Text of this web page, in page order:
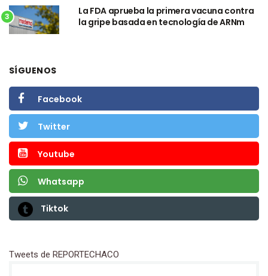
3
La FDA aprueba la primera vacuna contra
la gripe basada en tecnología de ARNm
SÍGUENOS
Facebook
Twitter
Youtube
Whatsapp
Tiktok
Tweets de REPORTECHACO